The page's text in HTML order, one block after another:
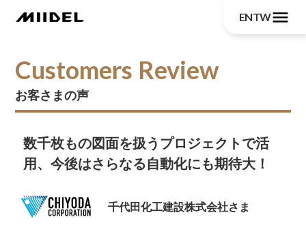
Customers Review
お客さまの声
数千枚もの図面を扱うプロジェクトで活
用、今後はさらなる自動化にも期待大！
千代田化工建設株式会社さま
ENTWmenu